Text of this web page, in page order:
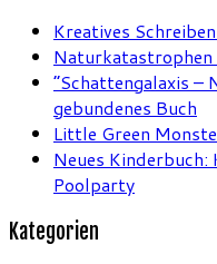
Kreatives
Naturkatastrophen
“Schattengalaxis –
gebundenes Buch
Little Green
Neues Kinderbuch:
Poolparty
Kategorien